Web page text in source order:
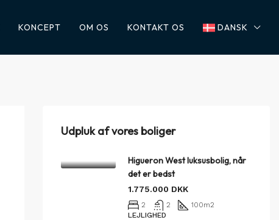
KONCEPT OM OS KONTAKT OS DANSK
Udpluk af vores boliger
Higueron West luksusbolig, når
det er bedst
1.775.000 DKK
2 2 100m2
LEJLIGHED